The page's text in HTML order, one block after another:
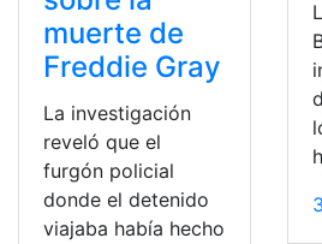
muerte de
Freddie Gray
La investigación
reveló que el
furgón policial
donde el detenido
viajaba había hecho